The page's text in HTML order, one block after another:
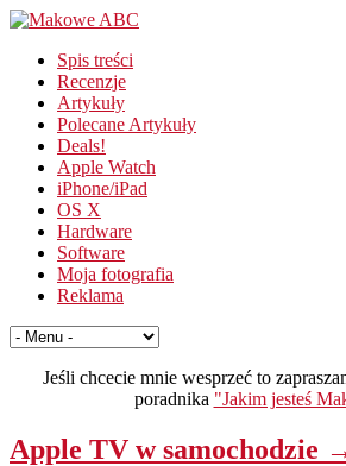
Spis treści
Recenzje
Artykuły
Polecane Artykuły
Deals!
Apple Watch
iPhone/iPad
OS X
Hardware
Software
Moja fotografia
Reklama
Jeśli chcecie mnie wesprzeć to
poradnika "Jakim jesteś
Apple TV w samochodzie